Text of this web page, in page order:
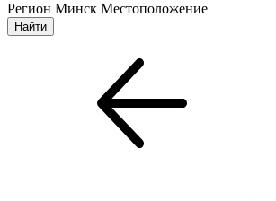
Регион Минск Местоположение